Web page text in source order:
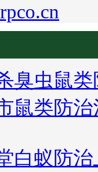
臭虫鼠
鼠类防
白蚁防